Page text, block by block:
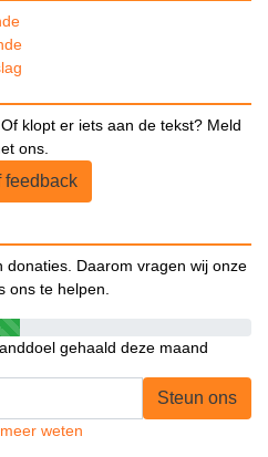
klopt er iets aan de tekst? Meld
ons.
feedback
donaties. Daarom vragen wij onze
ons te helpen.
gehaald deze maand
Steun ons
weten